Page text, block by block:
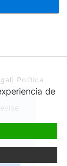
Política
la
de